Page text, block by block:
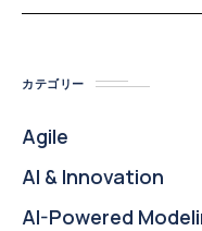
カテゴリー
Agile
AI & Innovation
AI-Powered